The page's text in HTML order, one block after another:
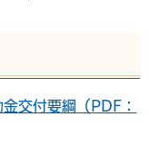
交付要綱（PDF：